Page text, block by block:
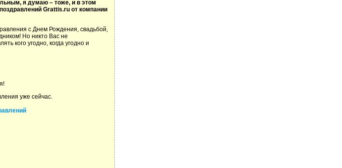
я думаю – тоже, и в этом
Grattis.ru от компании
с Днем Рождения, свадьбой,
Но никто Вас не
кого угодно, когда угодно и
уже сейчас.